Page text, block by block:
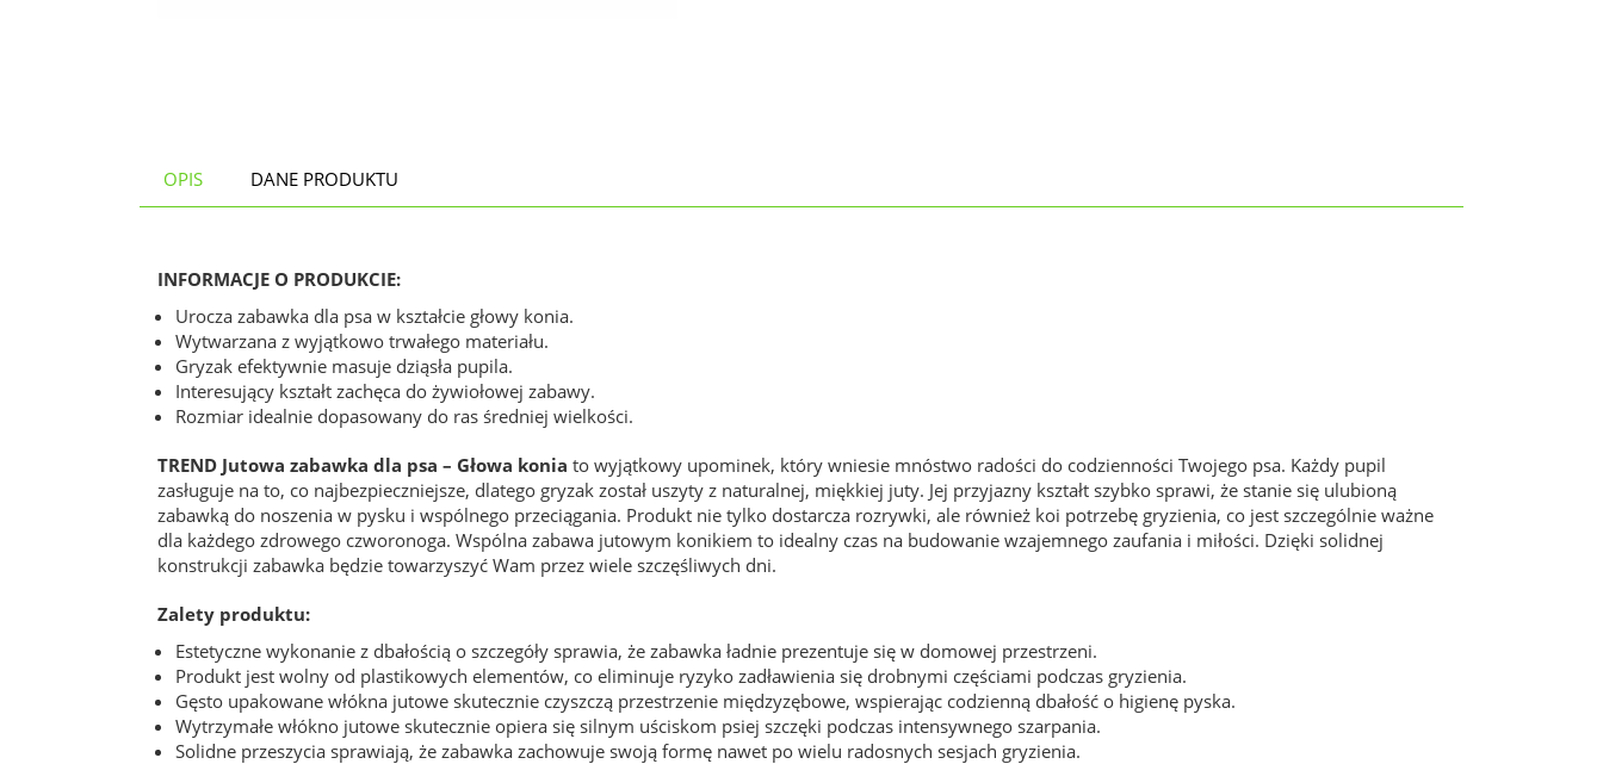
OPIS DANE PRODUKTU
INFORMACJE O PRODUKCIE:
Urocza zabawka dla psa w kształcie głowy konia.
Wytwarzana z wyjątkowo trwałego materiału.
Gryzak efektywnie masuje dziąsła pupila.
Interesujący kształt zachęca do żywiołowej zabawy.
Rozmiar idealnie dopasowany do ras średniej wielkości.
TREND Jutowa zabawka dla psa – Głowa konia to wyjątkowy upominek, który wniesie mnóstwo radości do codzienności Twojego psa. Każdy pupil
zasługuje na to, co najbezpieczniejsze, dlatego gryzak został uszyty z naturalnej, miękkiej juty. Jej przyjazny kształt szybko sprawi, że stanie się ulubioną
zabawką do noszenia w pysku i wspólnego przeciągania. Produkt nie tylko dostarcza rozrywki, ale również koi potrzebę gryzienia, co jest szczególnie ważne
dla każdego zdrowego czworonoga. Wspólna zabawa jutowym konikiem to idealny czas na budowanie wzajemnego zaufania i miłości. Dzięki solidnej
konstrukcji zabawka będzie towarzyszyć Wam przez wiele szczęśliwych dni.
Zalety produktu:
Estetyczne wykonanie z dbałością o szczegóły sprawia, że zabawka ładnie prezentuje się w domowej przestrzeni.
Produkt jest wolny od plastikowych elementów, co eliminuje ryzyko zadławienia się drobnymi częściami podczas gryzienia.
Gęsto upakowane włókna jutowe skutecznie czyszczą przestrzenie międzyzębowe, wspierając codzienną dbałość o higienę pyska.
Wytrzymałe włókno jutowe skutecznie opiera się silnym uściskom psiej szczęki podczas intensywnego szarpania.
Solidne przeszycia sprawiają, że zabawka zachowuje swoją formę nawet po wielu radosnych sesjach gryzienia.